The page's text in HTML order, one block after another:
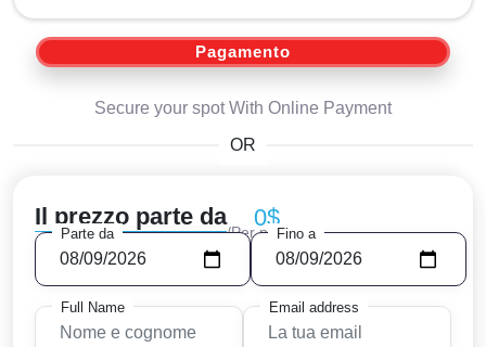
Pagamento
Secure your spot With Online Payment
OR
Il prezzo parte da 0$
/Per persoa
Parte da Fino a
Full Name Email address